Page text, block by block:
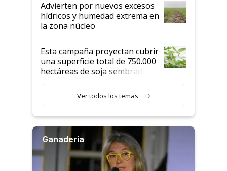
Advierten por nuevos excesos
hídricos y humedad extrema en
la zona núcleo
Esta campaña proyectan cubrir
una superficie total de 750.000
hectáreas de soja sembradas
variedades que marcan un
salto tecnológico en genética y
Ver todos los temas
Ganadería